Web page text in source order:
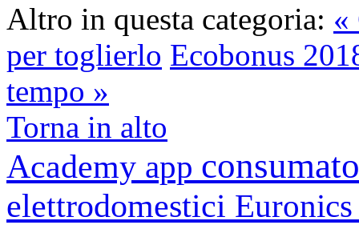
Altro in questa categoria: «
per toglierlo Ecobonus
tempo »
Torna in alto
Academy app
elettrodomestici